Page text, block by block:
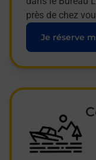
près de chez
Je réserve